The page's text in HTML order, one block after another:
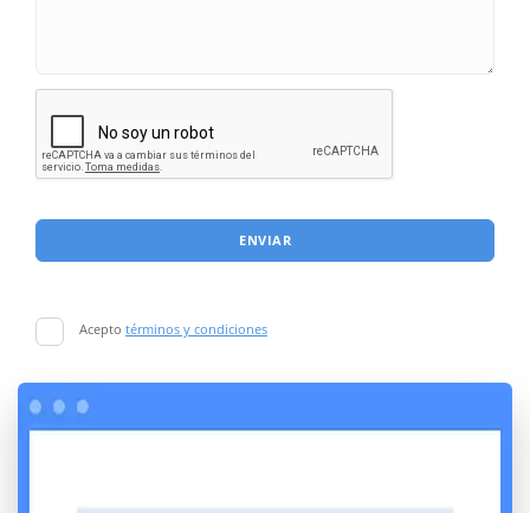
ENVIAR
Acepto términos y condiciones